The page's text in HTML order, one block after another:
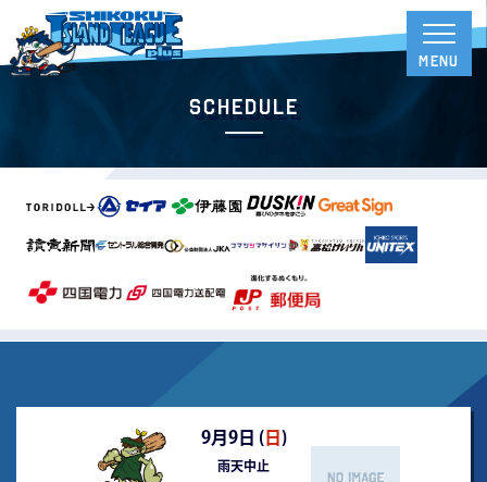
Schedule
9月9日 (日 )
雨天中止